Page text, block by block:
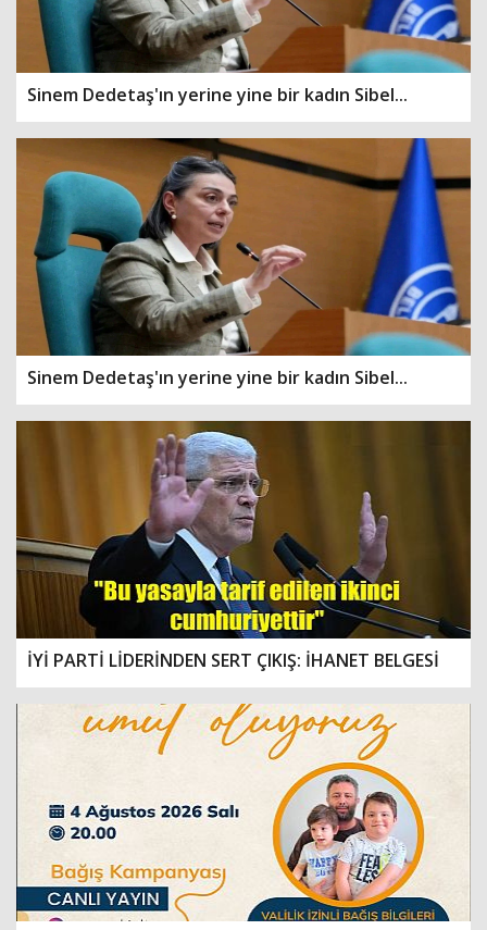
Sinem Dedetaş'ın yerine yine bir kadın Sibel...
Sinem Dedetaş'ın yerine yine bir kadın Sibel...
İYİ PARTİ LİDERİNDEN SERT ÇIKIŞ: İHANET BELGESİ
Haberin Doğru Adresi.